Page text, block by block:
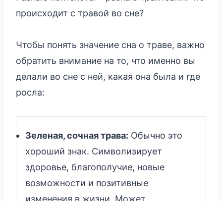
происходит с травой во сне?
Чтобы понять значение сна о траве, важно
обратить внимание на то, что именно вы
делали во сне с ней, какая она была и где
росла:
Зеленая, сочная трава: Обычно это
хороший знак. Символизирует
здоровье, благополучие, новые
возможности и позитивные
изменения в жизни. Может